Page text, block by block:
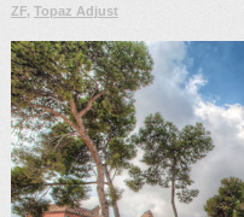
ZF, Topaz Adjust